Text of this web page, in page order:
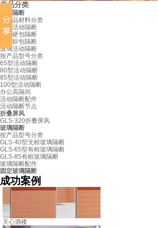
产品分类
活动隔断
按产品材料分类
板材活动隔断
布艺硬包隔断
皮革软包隔断
玻璃活动隔断
按产品型号分类
65型活动隔断
80型活动隔断
85型活动隔断
100型活动隔断
办公高隔间
活动隔断配件
活动隔断节点
折叠屏风
GLS-320折叠屏风
玻璃隔断
按产品型号分类
GLS-40型无框玻璃隔断
GLS-65型有框玻璃隔断
GLS-85有框玻璃隔断
玻璃隔断配件
固定玻璃隔断
成功案例